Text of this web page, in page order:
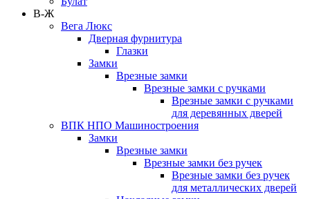
В-Ж
Вега Люкс
Дверная фурнитура
Глазки
Замки
Врезные замки
Врезные замки с ручками
Врезные замки с ручками
для деревянных дверей
ВПК НПО Машиностроения
Замки
Врезные замки
Врезные замки без ручек
Врезные замки без ручек
для металлических дверей